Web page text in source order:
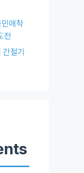
애착
전
절기